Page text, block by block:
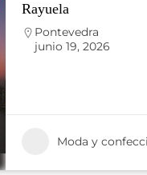
Rayuela
Pontevedra
junio 19, 2026
Moda y